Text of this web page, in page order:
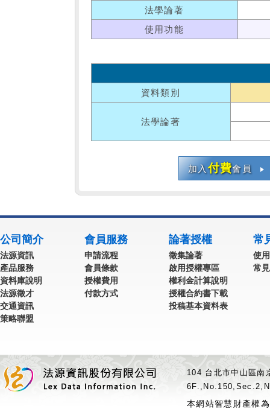
法學論著
使用功能
資料類別
法學論著
加入付費會員
公司簡介
法源資訊
產品服務
資料庫說明
法源徵才
交通資訊
策略聯盟
會員服務
申請流程
會員條款
授權費用
付款方式
論著授權
徵集論著
啟用授權專區
權利金計算說明
授權合約書下載
投稿基本資料表
常
使
常
104 台北市中山區
本網站智慧財產權